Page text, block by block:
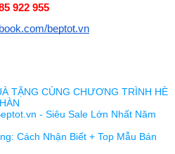
922 955
beptot.vn
TẶNG CÙNG CHƯƠNG TRÌNH HÈ
- Siêu Sale Lớn Nhất Năm
Cách Nhận Biết + Top Mẫu Bán